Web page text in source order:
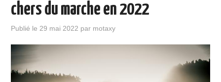
PIÈCES ET ÉQUIPEMENTS
ADMINISTRATIF
chers du marche en 2022
Publié le 29 mai 2022 par motaxy